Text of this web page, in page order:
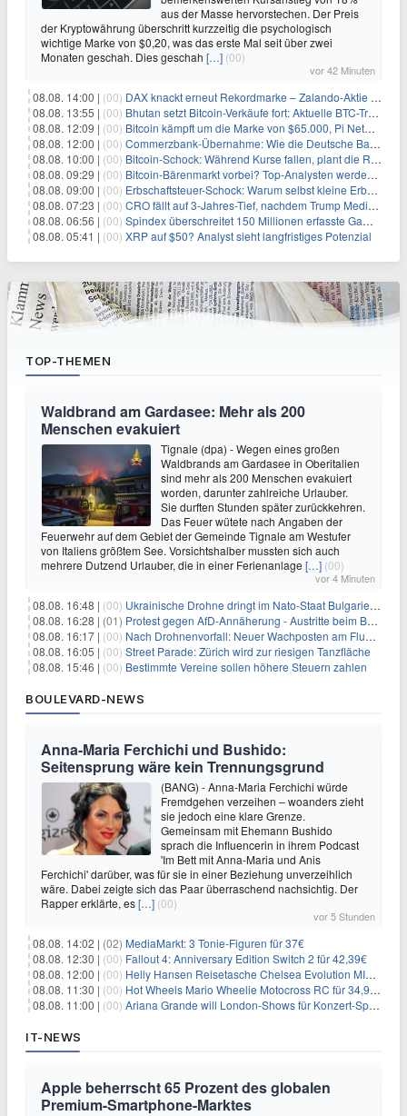
aus der Masse hervorstechen. Der Preis
der Kryptowährung überschritt kurzzeitig die psychologisch
wichtige Marke von $0,20, was das erste Mal seit über zwei
Monaten geschah. Dies geschah […] (00)
vor 42 Minuten
08.08. 14:00 | (00) DAX knackt erneut Rekordmarke – Zalando-Aktie crasht nach Quartalszahlen
08.08. 13:55 | (00) Bhutan setzt Bitcoin-Verkäufe fort: Aktuelle BTC-Transaktionen
08.08. 12:09 | (00) Bitcoin kämpft um die Marke von $65.000, Pi Network gewinnt an Unterstützung
08.08. 12:00 | (00) Commerzbank-Übernahme: Wie die Deutsche Bank im Schatten zum großen Gewinner wird
08.08. 10:00 | (00) Bitcoin-Schock: Während Kurse fallen, plant die Regierung die Steuer-Bombe
08.08. 09:29 | (00) Bitcoin-Bärenmarkt vorbei? Top-Analysten werden optimistisch, aber die Geschichte sagt etwas anderes
08.08. 09:00 | (00) Erbschaftsteuer-Schock: Warum selbst kleine Erbschaften den Fiskus Millionen kosten
08.08. 07:23 | (00) CRO fällt auf 3-Jahres-Tief, nachdem Trump Media zwei große Crypto.com-Deals storniert
08.08. 06:56 | (00) Spindex überschreitet 150 Millionen erfasste Gaming-Ereignisse in Echtzeit-Datenpipeline
08.08. 05:41 | (00) XRP auf $50? Analyst sieht langfristiges Potenzial
TOP-THEMEN
Waldbrand am Gardasee: Mehr als 200
Menschen evakuiert
Tignale (dpa) - Wegen eines großen
Waldbrands am Gardasee in Oberitalien
sind mehr als 200 Menschen evakuiert
worden, darunter zahlreiche Urlauber.
Sie durften Stunden später zurückkehren.
Das Feuer wütete nach Angaben der
Feuerwehr auf dem Gebiet der Gemeinde Tignale am Westufer
von Italiens größtem See. Vorsichtshalber mussten sich auch
mehrere Dutzend Urlauber, die in einer Ferienanlage […] (00)
vor 4 Minuten
08.08. 16:48 | (00) Ukrainische Drohne dringt im Nato-Staat Bulgarien ein
08.08. 16:28 | (01) Protest gegen AfD-Annäherung - Austritte beim BSW Sachsen-Anhalt
08.08. 16:17 | (00) Nach Drohnenvorfall: Neuer Wachposten am Flughafen
08.08. 16:05 | (00) Street Parade: Zürich wird zur riesigen Tanzfläche
08.08. 15:46 | (00) Bestimmte Vereine sollen höhere Steuern zahlen
BOULEVARD-NEWS
Anna-Maria Ferchichi und Bushido:
Seitensprung wäre kein Trennungsgrund
(BANG) - Anna-Maria Ferchichi würde
Fremdgehen verzeihen – woanders zieht
sie jedoch eine klare Grenze.
Gemeinsam mit Ehemann Bushido
sprach die Influencerin in ihrem Podcast
'Im Bett mit Anna-Maria und Anis
Ferchichi' darüber, was für sie in einer Beziehung unverzeihlich
wäre. Dabei zeigte sich das Paar überraschend nachsichtig. Der
Rapper erklärte, es[…] (00)
vor 5 Stunden
08.08. 14:02 | (02) MediaMarkt: 3 Tonie-Figuren für 37€
08.08. 12:30 | (00) Fallout 4: Anniversary Edition Switch 2 für 42,39€
08.08. 12:00 | (00) Helly Hansen Reisetasche Chelsea Evolution MID 54L für 29,99€
08.08. 11:30 | (00) Hot Wheels Mario Wheelie Motocross RC für 34,99€
08.08. 11:00 | (00) Ariana Grande will London-Shows für Konzert-Special filmen
IT-NEWS
Apple beherrscht 65 Prozent des globalen
Premium-Smartphone-Marktes